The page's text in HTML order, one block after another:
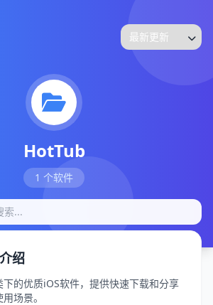
HotTub
1 个软件
绍
的优质iOS软件，提供快速下载和分享
场景。